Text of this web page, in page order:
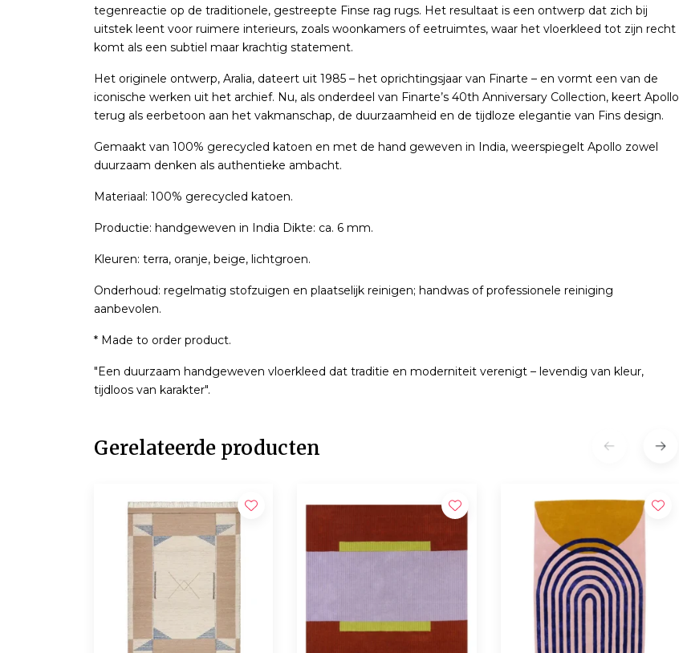
tegenreactie op de traditionele, gestreepte Finse rag rugs. Het resultaat is een ontwerp dat zich bij
uitstek leent voor ruimere interieurs, zoals woonkamers of eetruimtes, waar het vloerkleed tot zijn recht
komt als een subtiel maar krachtig statement.
Het originele ontwerp, Aralia, dateert uit 1985 – het oprichtingsjaar van Finarte – en vormt een van de
iconische werken uit het archief. Nu, als onderdeel van Finarte’s 40th Anniversary Collection, keert Apollo
terug als eerbetoon aan het vakmanschap, de duurzaamheid en de tijdloze elegantie van Fins design.
Gemaakt van 100% gerecycled katoen en met de hand geweven in India, weerspiegelt Apollo zowel
duurzaam denken als authentieke ambacht.
Materiaal: 100% gerecycled katoen.
Productie: handgeweven in India Dikte: ca. 6 mm.
Kleuren: terra, oranje, beige, lichtgroen.
Onderhoud: regelmatig stofzuigen en plaatselijk reinigen; handwas of professionele reiniging
aanbevolen.
* Made to order product.
"Een duurzaam handgeweven vloerkleed dat traditie en moderniteit verenigt – levendig van kleur,
tijdloos van karakter".
Gerelateerde producten